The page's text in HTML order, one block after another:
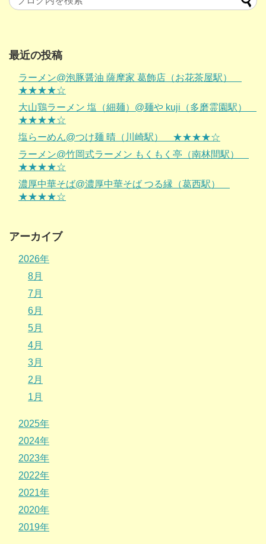
最近の投稿
ラーメン@泡豚醤油 薩摩家 葛飾店（お花茶屋駅）
★★★★☆
大山鶏ラーメン 塩（細麺）@麺や kuji（多磨霊園駅）
★★★★☆
塩らーめん@つけ麺 晴（川崎駅） ★★★★☆
ラーメン@竹岡式ラーメン もくもく亭（南林間駅）
★★★★☆
濃厚中華そば@濃厚中華そば つる縁（葛西駅）
★★★★☆
アーカイブ
2026年
8月
7月
6月
5月
4月
3月
2月
1月
2025年
2024年
2023年
2022年
2021年
2020年
2019年